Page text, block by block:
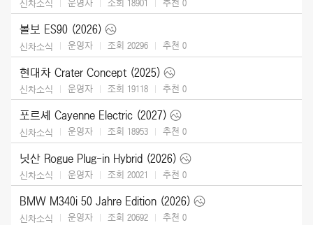
신차소식
볼보 ES90 (2026)
신차소식 운영자 조회 20296 추천 0
현대차 Crater Concept (2025)
신차소식 운영자 조회 19118 추천 0
포르셰 Cayenne Electric (2027)
신차소식 운영자 조회 18953 추천 0
닛산 Rogue Plug-in Hybrid (2026)
신차소식 운영자 조회 20021 추천 0
BMW M340i 50 Jahre Edition (2026)
신차소식 운영자 조회 20692 추천 0